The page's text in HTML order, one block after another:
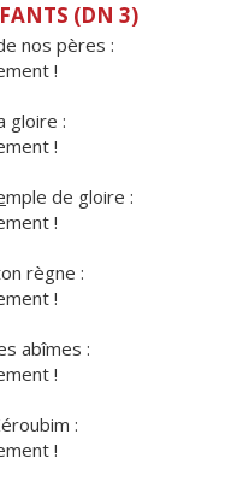
(DN 3)
nos pères :
!
gloire :
!
mple de gloire :
!
règne :
!
abîmes :
!
:
!